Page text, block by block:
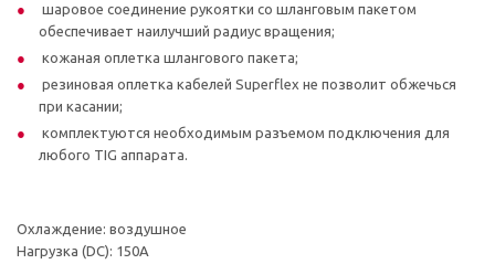
шаровое соединение рукоятки со шланговым пакетом
обеспечивает наилучший радиус вращения;
кожаная оплетка шлангового пакета;
резиновая оплетка кабелей Superflex не позволит обжечься
при касании;
комплектуются необходимым разъемом подключения для
любого TIG аппарата.
Охлаждение: воздушное
Нагрузка (DC): 150А